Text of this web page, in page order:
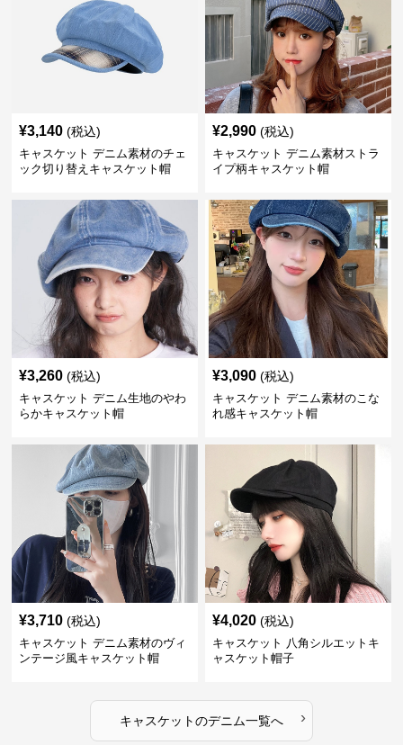
¥3,140 (税込)
キャスケット デニム素材のチェ
ック切り替えキャスケット帽
¥2,990 (税込)
キャスケット デニム素材ストラ
イプ柄キャスケット帽
¥3,260 (税込)
キャスケット デニム生地のやわ
らかキャスケット帽
¥3,090 (税込)
キャスケット デニム素材のこな
れ感キャスケット帽
¥3,710 (税込)
キャスケット デニム素材のヴィ
ンテージ風キャスケット帽
¥4,020 (税込)
キャスケット 八角シルエットキ
ャスケット帽子
キャスケットのデニム一覧へ ›